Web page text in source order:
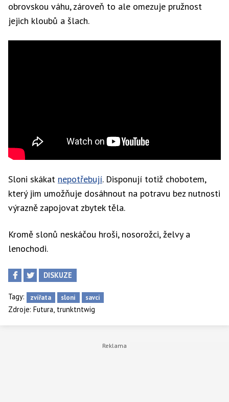
obrovskou váhu, zároveň to ale omezuje pružnost
jejich kloubů a šlach.
Sloni skákat nepotřebují. Disponují totiž chobotem,
který jim umožňuje dosáhnout na potravu bez nutnosti
výrazně zapojovat zbytek těla.
Kromě slonů neskáčou hroši, nosorožci, želvy a
lenochodi.
DISKUZE
Tagy: zvířata sloni savci
Zdroje: Futura trunktntwig